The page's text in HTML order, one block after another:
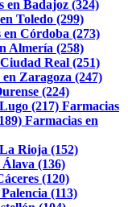
en Badajoz (324)
Toledo (299)
en Córdoba (273)
Almería (258)
Real (251)
Zaragoza (247)
(224)
(217) Farmacias
Farmacias en
Rioja (152)
(136)
(120)
(113)